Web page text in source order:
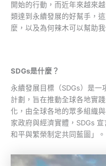
開始的行動，而近年來越來
類達到永續發展的好幫手，
麼，以及為何辣木可以幫助
SDGs是什麼 ？
永續發展目標（SDGs）是
計劃，旨在推動全球各地實
化，由全球各地的眾多組織
家政府與經濟實體，SDGs
和平與繁榮制定共同藍圖」。